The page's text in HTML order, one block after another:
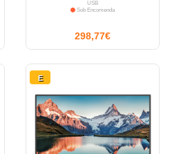
USB
Sob Encomenda
298,77€
E